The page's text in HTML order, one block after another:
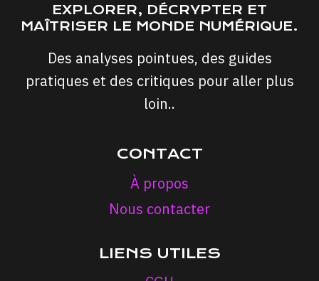
EXPLORER, DÉCRYPTER ET
MAÎTRISER LE MONDE NUMÉRIQUE.
Des analyses pointues, des guides
pratiques et des critiques pour aller plus
loin..
CONTACT
À propos
Nous contacter
LIENS UTILES